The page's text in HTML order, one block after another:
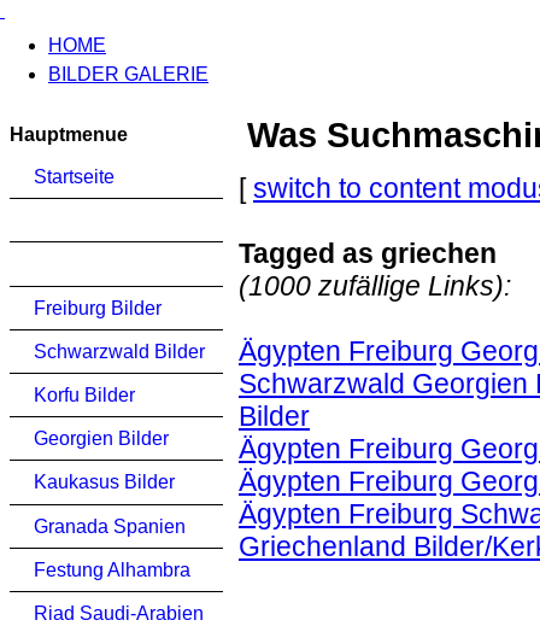
HOME
BILDER GALERIE
Hauptmenue
Startseite
Freiburg Bilder
Schwarzwald Bilder
Korfu Bilder
Georgien Bilder
Kaukasus Bilder
Granada Spanien
Festung Alhambra
Riad Saudi-Arabien
Was
[switch to content
Tagged as griechen
(1000 zufällige Links):
Ägypten Freiburg
Schwarzwald Georgien
Bilder
Ägypten Freiburg
Ägypten Freiburg
Ägypten Freiburg
Griechenland Bilder/